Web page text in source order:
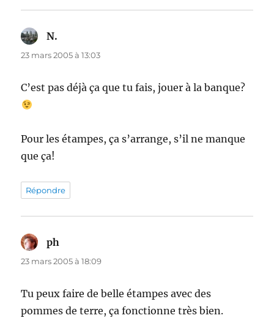
N.
23 mars 2005 à 13:03
C’est pas déjà ça que tu fais, jouer à la banque?
Pour les étampes, ça s’arrange, s’il ne manque
que ça!
Répondre
ph
23 mars 2005 à 18:09
Tu peux faire de belle étampes avec des
pommes de terre, ça fonctionne très bien.